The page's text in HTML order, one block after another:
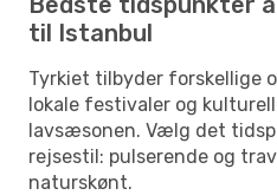
til Istanbul
Tyrkiet tilbyder forskellige
lokale festivaler og
lavsæsonen. Vælg det
rejsestil: pulserende og
naturskønt.